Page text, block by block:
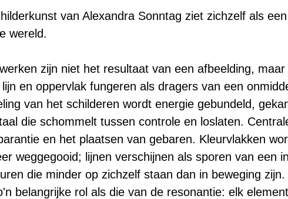
van Alexandra Sonntag ziet zichzelf als
wereld.
zijn niet het resultaat van een afbeelding,
lijn en oppervlak fungeren als dragers van een
van het schilderen wordt energie gebundeld,
die schommelt tussen controle en loslaten.
en het plaatsen van gebaren. Kleurvlakken
weggegooid; lijnen verschijnen als sporen van een
die minder op zichzelf staan dan in beweging
belangrijke rol als die van de resonantie: elk